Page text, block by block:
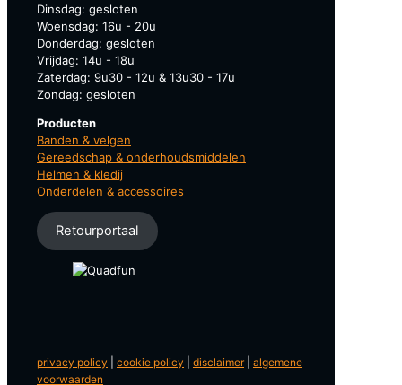
Dinsdag: gesloten
Woensdag: 16u - 20u
Donderdag: gesloten
Vrijdag: 14u - 18u
Zaterdag: 9u30 - 12u & 13u30 - 17u
Zondag: gesloten
Producten
Banden & velgen
Gereedschap & onderhoudsmiddelen
Helmen & kledij
Onderdelen & accessoires
Retourportaal
privacy policy cookie policy disclaimer| algemene
voorwaarden